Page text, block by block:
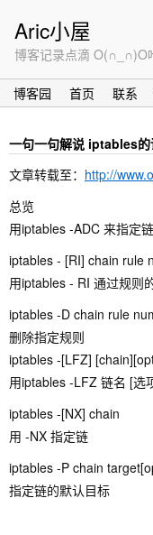
Aric小屋
博客记录点滴 O(∩_∩)O
博客园 首页 联系
一句一句解说 iptables的
文章转载至： http://
总览
用iptables -ADC 来指定
iptables - [RI] chain rule
用iptables - RI 通过规则
iptables -D chain rule
删除指定规则
iptables -[LFZ]
用iptables -LFZ 链名 [选
iptables -[NX] chain
用 -NX 指定链
iptables -P chain
指定链的默认目标